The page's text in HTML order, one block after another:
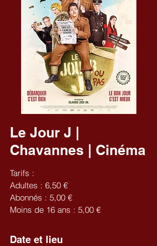
Le Jour J |
Chavannes | Cinéma
Tarifs :
Adultes : 6,50 €
Abonnés : 5,00 €
Moins de 16 ans : 5,00 €
Date et lieu